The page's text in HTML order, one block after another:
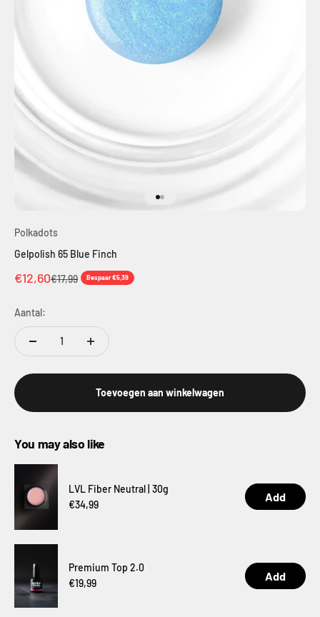
Polkadots
Gelpolish 65 Blue Finch
Aanbiedingsprijs
€12,60Normale prijs
€17,99 Bespaar €5,39
Aantal:
Toevoegen aan winkelwagen
You may also like
LVL Fiber Neutral | 30g
Price
€34,99
Add
Premium Top 2.0
Price
€19,99
Add